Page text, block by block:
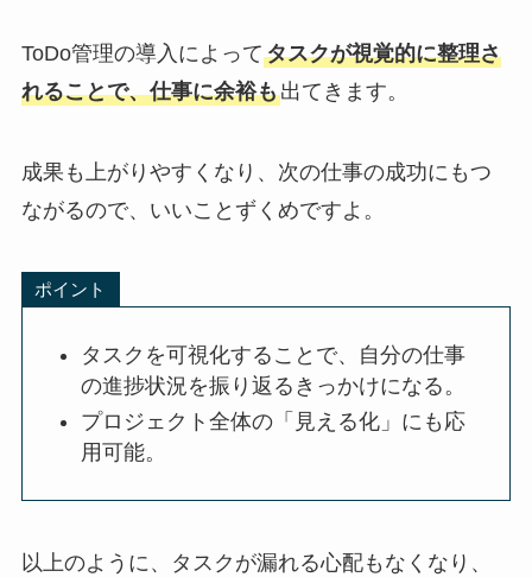
ToDo管理の導入によってタスクが視覚的に整理さ
れることで、仕事に余裕も出てきます。
成果も上がりやすくなり、次の仕事の成功にもつ
ながるので、いいことずくめですよ。
ポイント
タスクを可視化することで、自分の仕事
の進捗状況を振り返るきっかけになる。
プロジェクト全体の「見える化」にも応
用可能。
以上のように、タスクが漏れる心配もなくなり、